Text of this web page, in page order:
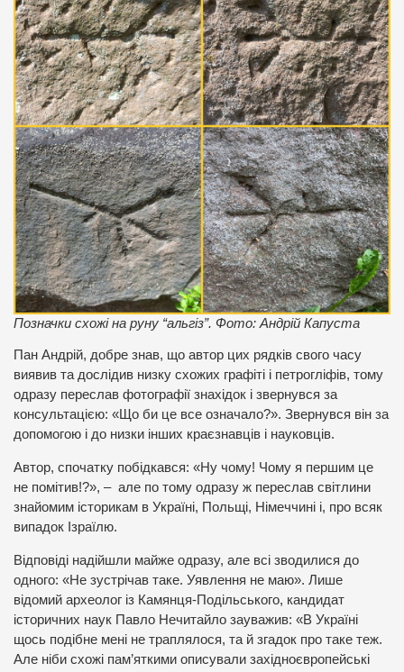
Позначки схожі на руну “альгіз”. Фото: Андрій Капуста
Пан Андрій, добре знав, що автор цих рядків свого часу
виявив та дослідив низку схожих графіті і петрогліфів, тому
одразу переслав фотографії знахідок і звернувся за
консультацією: «Що би це все означало?». Звернувся він за
допомогою і до низки інших краєзнавців і науковців.
Автор, спочатку побідкався: «Ну чому! Чому я першим це
не помітив!?», – але по тому одразу ж переслав світлини
знайомим історикам в Україні, Польщі, Німеччині і, про всяк
випадок Ізраїлю.
Відповіді надійшли майже одразу, але всі зводилися до
одного: «Не зустрічав таке. Уявлення не маю». Лише
відомий археолог із Камянця-Подільського, кандидат
історичних наук Павло Нечитайло зауважив: «В Україні
щось подібне мені не траплялося, та й згадок про таке теж.
Але ніби схожі пам’яткими описували західноєвропейські